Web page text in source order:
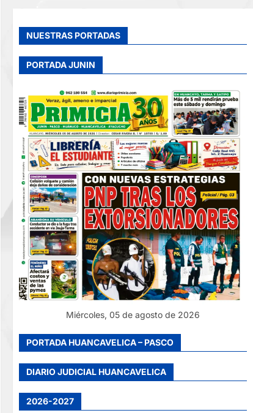
NUESTRAS PORTADAS
PORTADA JUNIN
Miércoles, 05 de agosto de 2026
PORTADA HUANCAVELICA – PASCO
DIARIO JUDICIAL HUANCAVELICA
2026-2027